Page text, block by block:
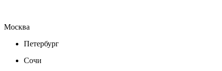
Москва
Петербург
Сочи